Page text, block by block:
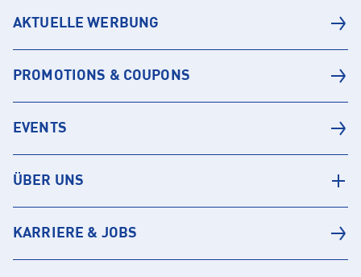
AKTUELLE WERBUNG
PROMOTIONS & COUPONS
EVENTS
ÜBER UNS
KARRIERE & JOBS